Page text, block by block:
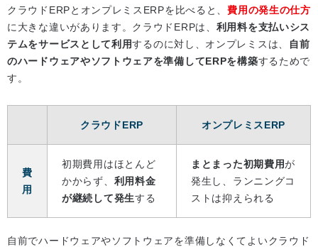
クラウドERPとオンプレミスERPを比べると、費用の発生の仕方
に大きな違いがあります。クラウドERPは、 利用料を支払いシス
テムをサービスとして利用するのに対し、オンプレミスは、
自前
のハードウェアやソフトウェアを準備してERPを構築するためで
す。
クラウドERP オンプレミスERP
費
用
初期費用はほとんど
かからず、 利用料金
が継続して発生する
まとまった初期費用が
発生し、ランニングコ
ストは抑えられる
自前でハードウェアやソフトウェアを準備しなくてよいクラウド